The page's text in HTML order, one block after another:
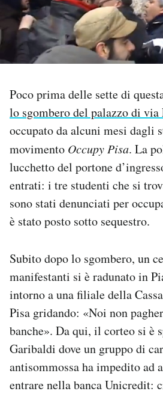
PODCAST
NEWSLETTER
I MIEI PREFERITI
SHOP
CALENDARIO
AREA PERSONALE
Newsletter
Notifiche mobile
Regala il Post
Hai bisogno di aiuto?
Poco prima delle sette di
lo sgombero del palazzo di via
occupato da alcuni mesi dagli
movimento Occupy Pisa. La
lucchetto del portone
entrati: i tre studenti che si
sono stati denunciati per
è stato posto sotto sequestro.
Subito dopo lo sgombero, un
manifestanti si è radunato in
intorno a una filiale della
Pisa gridando: «Noi non
banche». Da qui, il corteo si è
Garibaldi dove un gruppo di
antisommossa ha impedito ad
entrare nella banca Unicredit: